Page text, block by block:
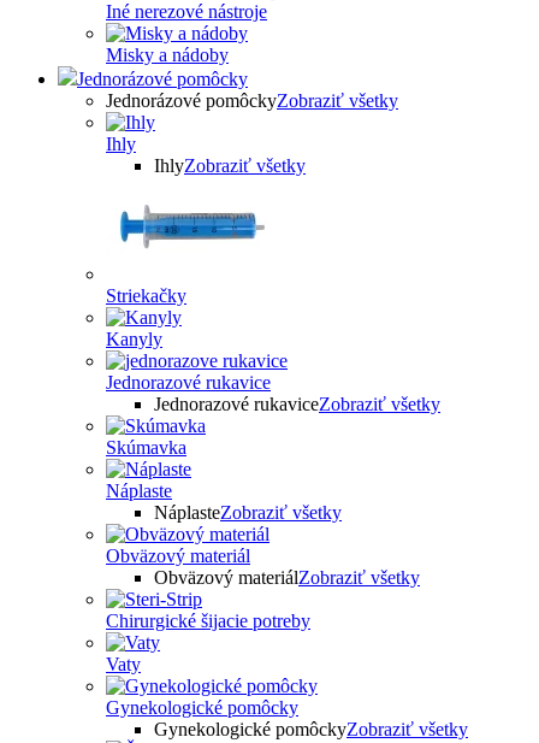
Iné nerezové nástroje
Misky a nádoby
Jednorázové pomôcky
Jednorázové pomôckyZobraziť všetky
Ihly
IhlyZobraziť všetky
Striekačky
Kanyly
Jednorazové rukavice
Jednorazové rukaviceZobraziť všetky
Skúmavka
Náplaste
NáplasteZobraziť všetky
Obväzový materiál
Obväzový materiálZobraziť všetky
Chirurgické šijacie potreby
Vaty
Gynekologické pomôcky
Gynekologické pomôckyZobraziť všetky